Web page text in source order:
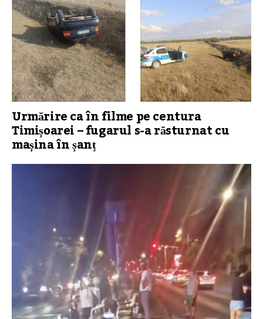
Urmărire ca în filme pe centura
Timișoarei – fugarul s-a răsturnat cu
mașina în șanț